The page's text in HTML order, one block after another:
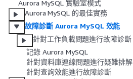
Aurora MySQL 實驗室模式
Aurora MySQL 的最佳實務
故障診斷 Aurora MySQL 效能
針對工作負載問題進行故障診斷
記錄 Aurora MySQL
針對資料庫連線問題進行疑難排解
針對查詢效能進行故障診斷